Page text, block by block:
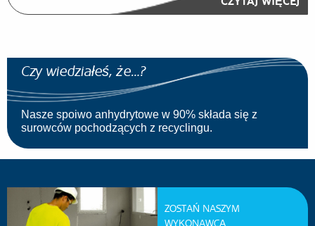
Czy wiedziałeś, że…?
Nasze spoiwo anhydrytowe w 90% składa się z
surowców pochodzących z recyclingu.
ZOSTAŃ NASZYM
WYKONAWCĄ